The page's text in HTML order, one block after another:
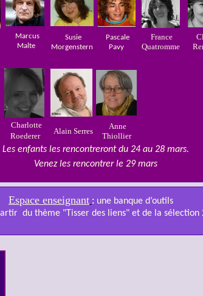
Espace enseignant : une banque d’outils
du thème "Tisser des liens" et de la sélection
Marcus
Malte
Susie
Morgenstern
Pascale
Pavy
France
Quatromme
Charlotte
Roederer
Alain Serres
Anne
Thiollier
Les enfants les rencontreront du 24 au 28 mars.
Venez les rencontrer le 29 mars